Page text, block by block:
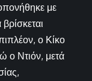
με
ο Κίκο
ο Ντιόν, μετά